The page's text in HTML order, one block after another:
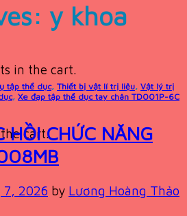
in the cart.
cart.
y khoa
tập thể dục, Thiết bị vật lí trị liệu, Vật lý trị
, Xe đạp tập thể dục tay chân TD001P-6C
HỒI CHỨC NĂNG
7, 2026 by Lương Hoàng Thảo